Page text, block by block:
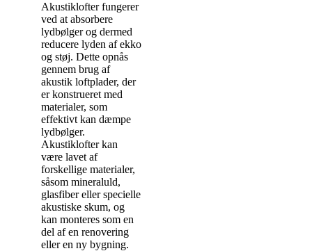
Akustiklofter fungerer
ved at absorbere
lydbølger og dermed
reducere lyden af ekko
og støj. Dette opnås
gennem brug af
akustik loftplader, der
er konstrueret med
materialer, som
effektivt kan dæmpe
lydbølger.
Akustiklofter kan
være lavet af
forskellige materialer,
såsom mineraluld,
glasfiber eller specielle
akustiske skum, og
kan monteres som en
del af en renovering
eller en ny bygning.